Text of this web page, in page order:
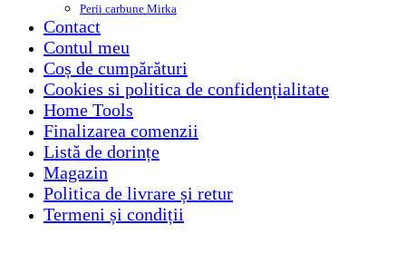
Perii carbune Mirka
Contact
Contul meu
Coș de cumpărături
Cookies si politica de confidențialitate
Home Tools
Finalizarea comenzii
Listă de dorințe
Magazin
Politica de livrare și retur
Termeni și condiții